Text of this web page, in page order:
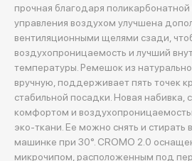
прочная благодаря
управления воздухом улучшена
вентиляционными щелями сзади,
воздухопроницаемость и лучший
температуры. Ремешок из
вручную, поддерживает пять точек
стабильной посадки. Новая набивка,
комфортом и
эко-ткани. Ее можно снять и стирать
машинке при 30°. CROMO 2.0
микрочипом, расположенным под